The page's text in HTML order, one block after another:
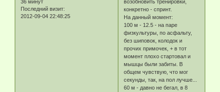
36 минут
Последний визит:
2012-09-04 22:48:25
возобновить тренировки,
конкретно - спринт.
На данный момент:
100 м - 12.5 - на паре
физкультуры, по асфальту,
без шиповок, колодок и
прочих примочек, + в тот
момент плохо стартовал и
мышцы были забиты. В
общем чувствую, что мог
секунды, так, на пол лучше...
60 м - давно не бегал, в 8